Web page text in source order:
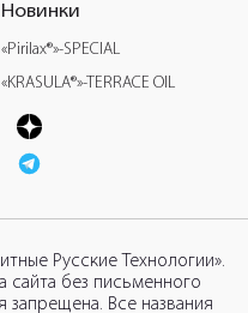
Новинки
«Pirilax®»-SPECIAL
«KRASULA®»-TERRACE OIL
Русские Технологии».
сайта без письменного
запрещена. Все названия